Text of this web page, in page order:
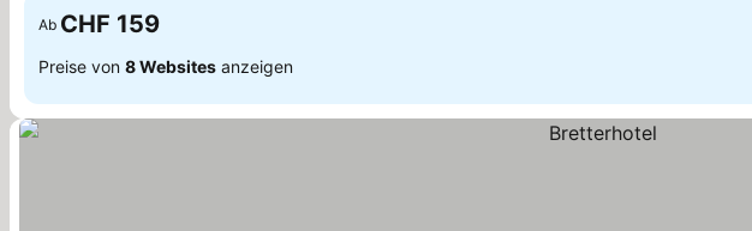
Ab CHF 159
Preise von 8 Websites anzeigen